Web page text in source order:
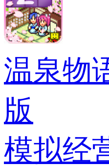
温泉物
版
模拟经